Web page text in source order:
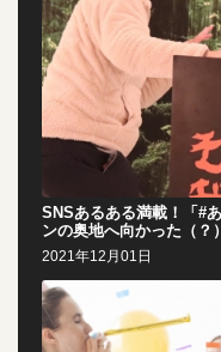
SNSあるある満載！「#
ンの奥地へ向かった（？）
2021年12月01日